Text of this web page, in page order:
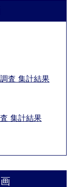
査 集計結果
集計結果